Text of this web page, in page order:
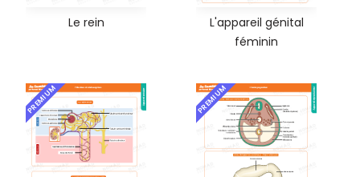
Le rein
L'appareil génital
féminin
PREMIUM PREMIUM